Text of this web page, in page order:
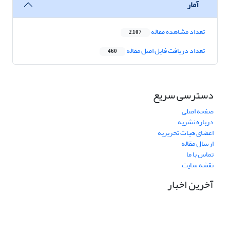
آمار
تعداد مشاهده مقاله 2,107
تعداد دریافت فایل اصل مقاله 460
دسترسی سریع
صفحه اصلی
درباره نشریه
اعضای هیات تحریریه
ارسال مقاله
تماس با ما
نقشه سایت
آخرین اخبار